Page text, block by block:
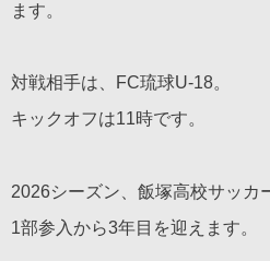
ます。
対戦相手は、FC琉球U-18。
キックオフは11時です。
2026シーズン、飯塚高校サッカ
1部参入から3年目を迎えます。